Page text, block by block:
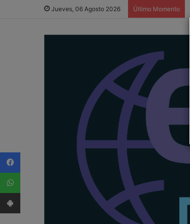
Jueves, 06 Agosto 2026 Último Momento